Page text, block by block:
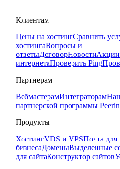
Клиентам
Цены на хостингСравнить
хостингаВопросы и
ответыДоговорНовостиАкции
интернетаПроверить Ping
Партнерам
ВебмастерамИнтеграторам
партнерской программы
Продукты
ХостингVDS и VPSПочта для
бизнесаДоменыВыделенные
для сайтаКонструктор сайтов